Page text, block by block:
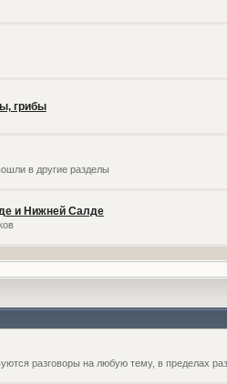
грибы
в другие разделы
и Нижней Салде
разговоры на любую тему, в пределах